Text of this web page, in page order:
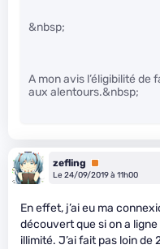
&nbsp;
A mon avis l’éligibilité de
aux alentours.&nbsp;
zefling
Premium
Le 24/09/2019 à 11h00
En effet, j’ai eu ma
découvert que si on a
illimité. J’ai fait pas loin de